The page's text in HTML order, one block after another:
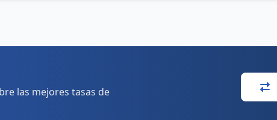
las mejores tasas de